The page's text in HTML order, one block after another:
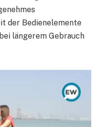
der Bedienelemente
längerem Gebrauch